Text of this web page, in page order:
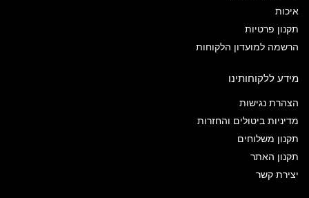
איכות
תקנון פרטיות
הרשמה למועדון הלקוחות
מידע ללקוחותינו
הצהרת נגישות
מדיניות ביטולים והחזרות
תקנון משלוחים
תקנון האתר
יצירת קשר